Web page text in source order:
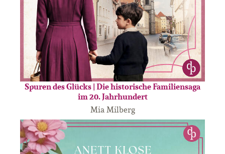
Spuren des Glücks | Die historische Familiensaga
im 20. Jahrhundert
Mia Milberg